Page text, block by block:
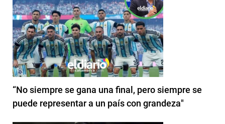
“No siempre se gana una final, pero siempre se
puede representar a un país con grandeza"